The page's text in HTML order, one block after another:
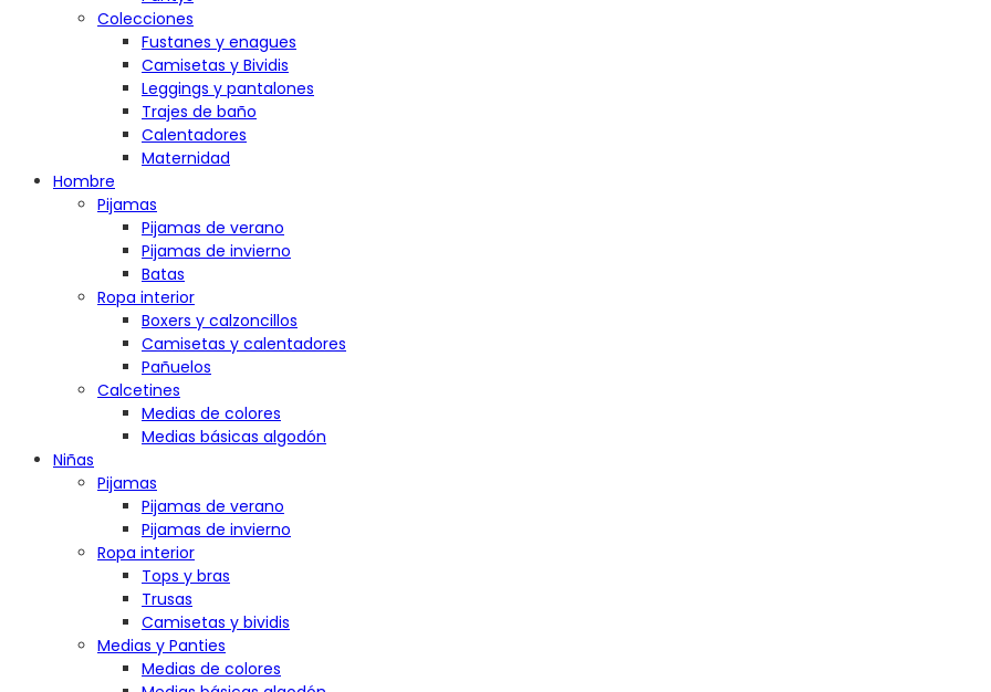
Colecciones
Fustanes y enagues
Camisetas y Bividis
Leggings y pantalones
Trajes de baño
Calentadores
Maternidad
Hombre
Pijamas
Pijamas de verano
Pijamas de invierno
Batas
Ropa interior
Boxers y calzoncillos
Camisetas y calentadores
Pañuelos
Calcetines
Medias de colores
Medias básicas algodón
Niñas
Pijamas
Pijamas de verano
Pijamas de invierno
Ropa interior
Tops y bras
Trusas
Camisetas y bividis
Medias y Panties
Medias de colores